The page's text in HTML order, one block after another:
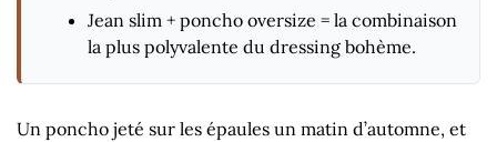
Jean slim + poncho oversize = la combinaison
la plus polyvalente du dressing bohème.
Un poncho jeté sur les épaules un matin d’automne, et